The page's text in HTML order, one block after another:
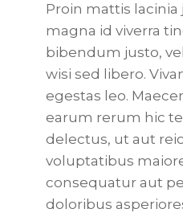
Proin mattis lacinia
magna id viverra
bibendum justo,
wisi sed libero.
egestas leo.
earum rerum hic
delectus, ut aut
voluptatibus
consequatur aut
doloribus